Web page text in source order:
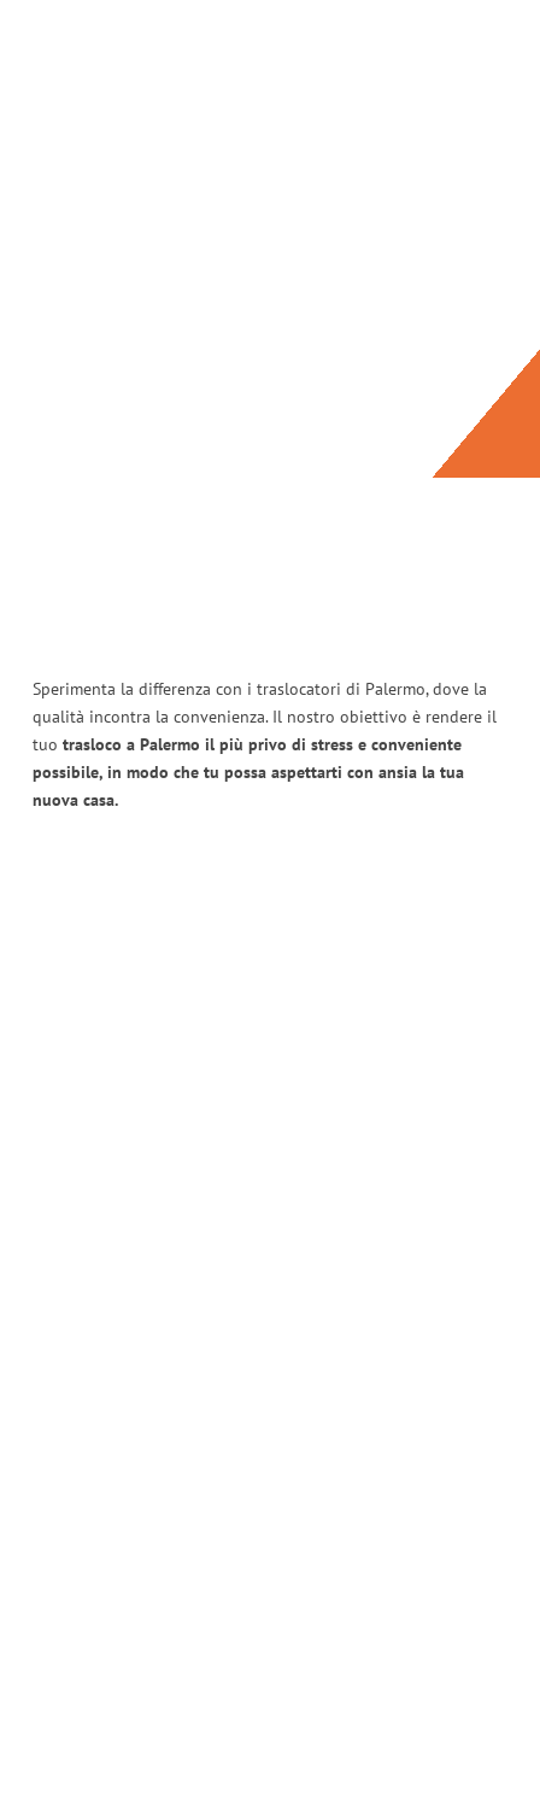
Sperimenta la differenza con i traslocatori di Palermo, dove la
qualità incontra la convenienza. Il nostro obiettivo è rendere il
tuo trasloco a Palermo il più privo di stress e conveniente
possibile, in modo che tu possa aspettarti con ansia la tua
nuova casa.